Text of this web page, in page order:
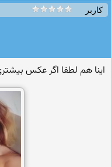
کاربر
اینا هم لطفا اگر عکس